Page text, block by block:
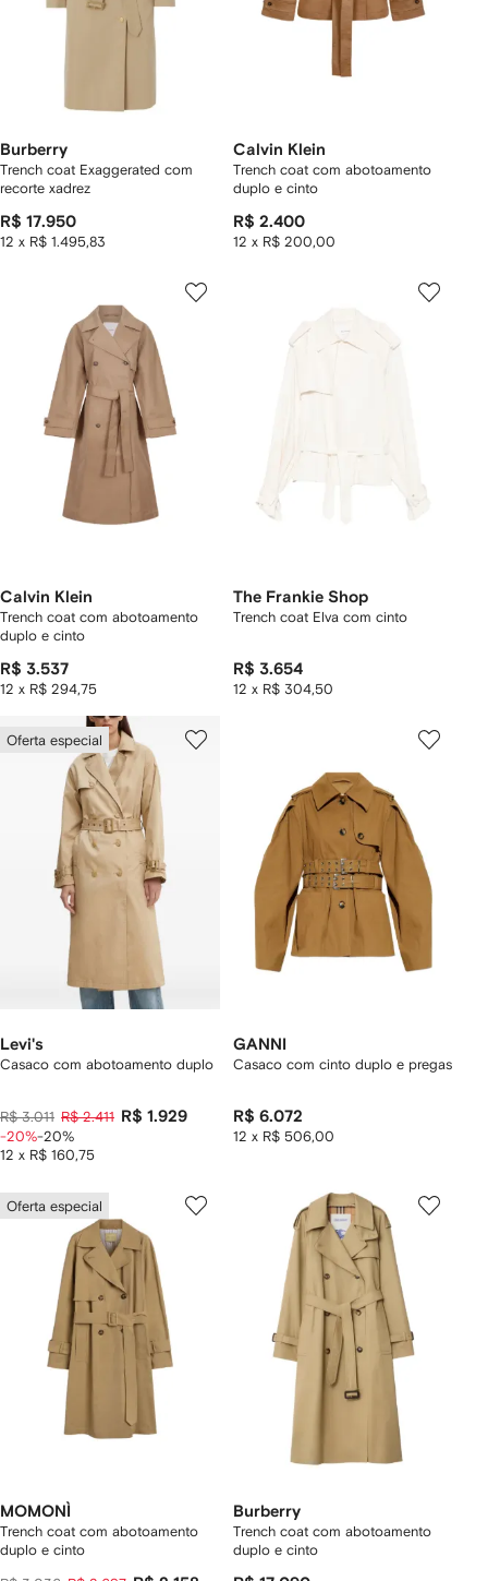
Burberry
Trench coat Exaggerated com
recorte xadrez
R$ 17.950
12 x R$ 1.495,83
Calvin Klein
Trench coat com abotoamento
duplo e cinto
R$ 2.400
12 x R$ 200,00
Calvin Klein
Trench coat com abotoamento
duplo e cinto
R$ 3.537
12 x R$ 294,75
The Frankie Shop
Trench coat Elva com cinto
R$ 3.654
12 x R$ 304,50
Oferta especial
Levi's
Casaco com abotoamento duplo
R$ 3.011 R$ 2.411 R$ 1.929
12 x R$ 160,75
-20%-20%
GANNI
Casaco com cinto duplo e pregas
R$ 6.072
12 x R$ 506,00
Oferta especial
MOMONÌ
Trench coat com abotoamento
duplo e cinto
Burberry
Trench coat com abotoamento
duplo e cinto